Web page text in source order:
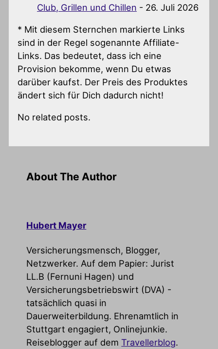
Club, Grillen und Chillen - 26. Juli 2026
* Mit diesem Sternchen markierte Links
sind in der Regel sogenannte Affiliate-
Links. Das bedeutet, dass ich eine
Provision bekomme, wenn Du etwas
darüber kaufst. Der Preis des Produktes
ändert sich für Dich dadurch nicht!
No related posts.
About The Author
Hubert Mayer
Versicherungsmensch, Blogger,
Netzwerker. Auf dem Papier: Jurist
LL.B (Fernuni Hagen) und
Versicherungsbetriebswirt (DVA) -
tatsächlich quasi in
Dauerweiterbildung. Ehrenamtlich in
Stuttgart engagiert, Onlinejunkie.
Reiseblogger auf dem Travellerblog.